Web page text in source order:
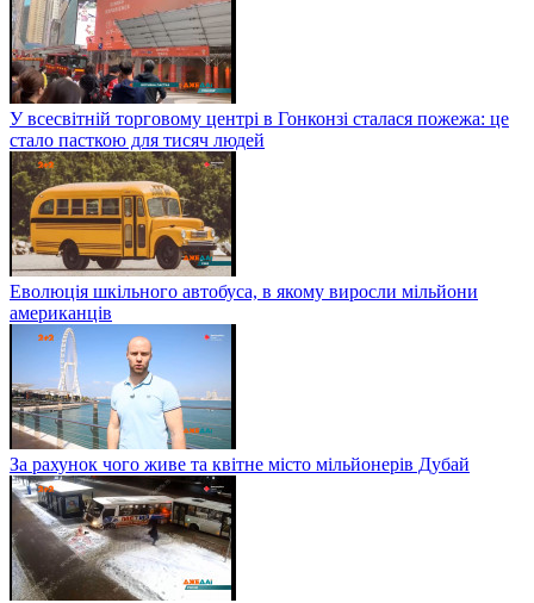
У всесвітній торговому центрі в Гонконзі сталася пожежа: це
стало пасткою для тисяч людей
Еволюція шкільного автобуса, в якому виросли мільйони
американців
За рахунок чого живе та квітне місто мільйонерів Дубай